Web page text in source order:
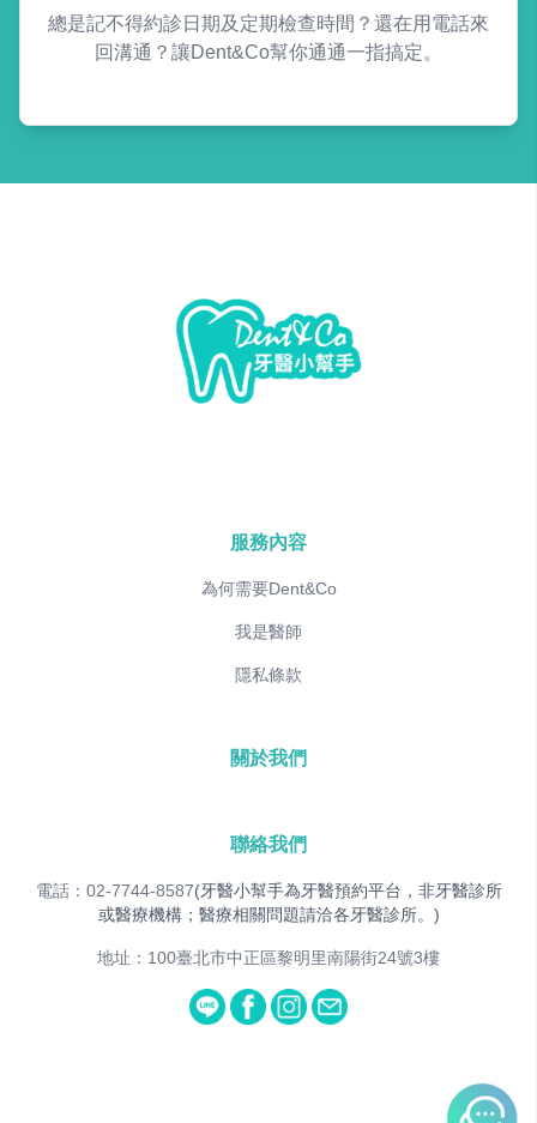
總是記不得約診日期及定期檢查時間？還在用電話來
回溝通？讓Dent&Co幫你通通一指搞定。
服務內容
為何需要Dent&Co
我是醫師
隱私條款
關於我們
聯絡我們
電話：02-7744-8587(牙醫小幫手為牙醫預約平台，非牙醫診所
或醫療機構；醫療相關問題請洽各牙醫診所。)
地址：100臺北市中正區黎明里南陽街24號3樓